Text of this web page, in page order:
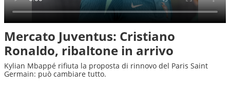
Mercato Juventus: Cristiano
Ronaldo, ribaltone in arrivo
Kylian Mbappé rifiuta la proposta di rinnovo del Paris Saint
Germain: può cambiare tutto.